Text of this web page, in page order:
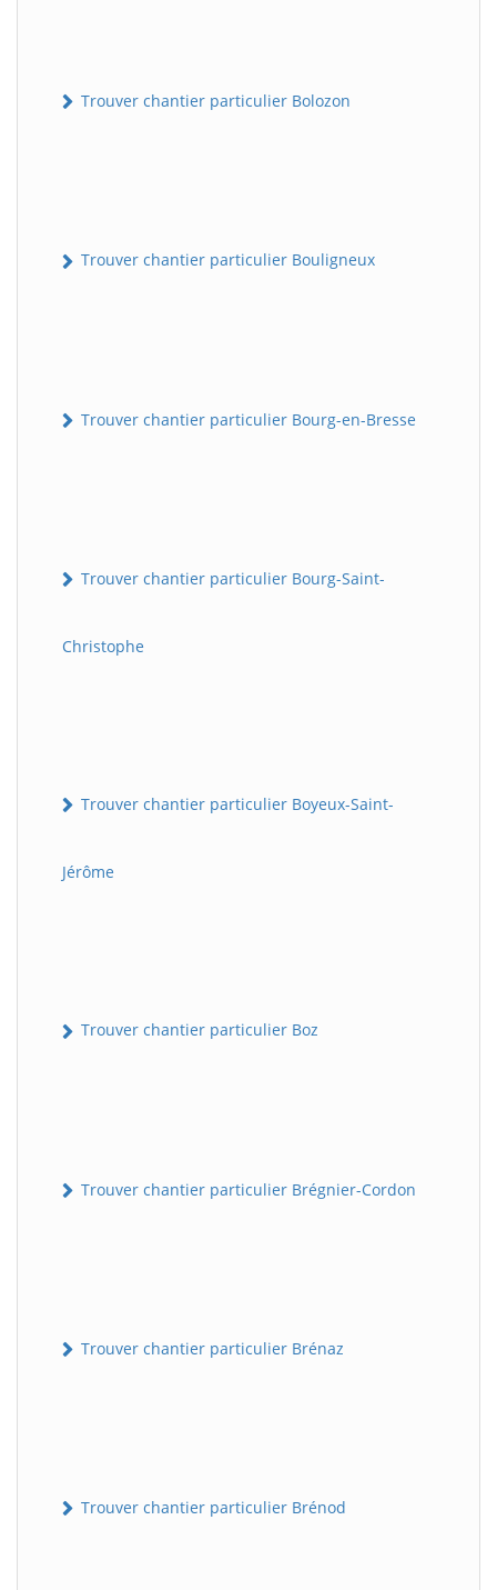
Trouver chantier particulier Bolozon
Trouver chantier particulier Bouligneux
Trouver chantier particulier Bourg-en-Bresse
Trouver chantier particulier Bourg-Saint-
Christophe
Trouver chantier particulier Boyeux-Saint-
Jérôme
Trouver chantier particulier Boz
Trouver chantier particulier Brégnier-Cordon
Trouver chantier particulier Brénaz
Trouver chantier particulier Brénod